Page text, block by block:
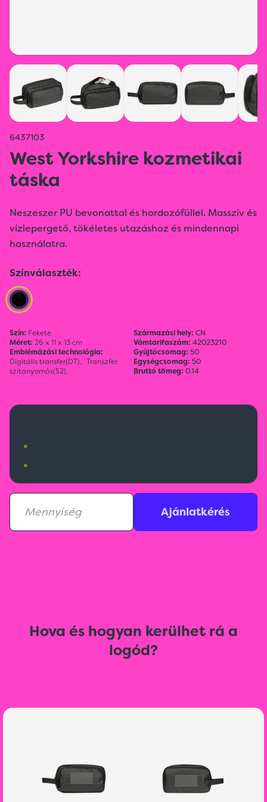
6437103
West Yorkshire kozmetikai
táska
Neszeszer PU bevonattal és hordozófüllel. Masszív és
vízlepergető, tökéletes utazáshoz és mindennapi
használatra.
Színválaszték:
Szín: Fekete
Méret: 26 x 11 x 13 cm
Emblémázási technológia:
Digitális transfer(DT), Transzfer
szitanyomás(S2),
Származási hely: CN
Vámtarifaszám: 42023210
Gyűjtőcsomag: 50
Egységcsomag: 50
Bruttó tömeg: 0.14
•
•
Ajánlatkérés
Hova és hogyan kerülhet rá a
logód?